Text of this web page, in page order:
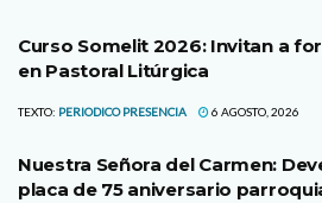
Curso Somelit 2026: Invitan a
en Pastoral Litúrgica
TEXTO: PERIODICO PRESENCIA 6 AGOSTO, 2026
Nuestra Señora del Carmen:
placa de 75 aniversario